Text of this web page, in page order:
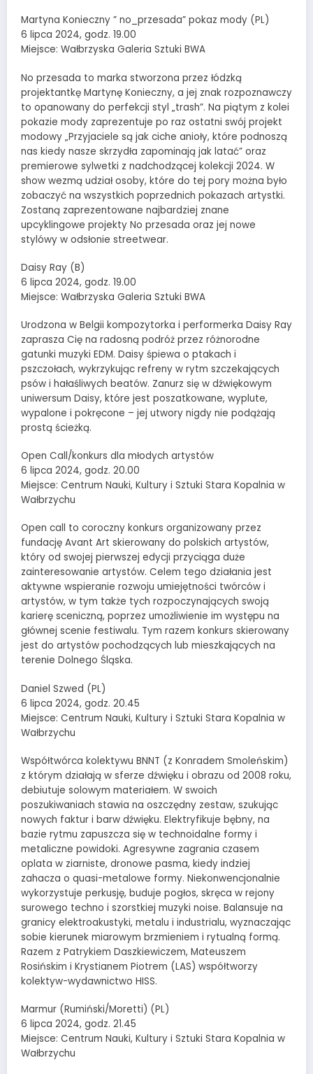
Martyna Konieczny ” no_przesada” pokaz mody (PL)
6 lipca 2024, godz. 19.00
Miejsce: Wałbrzyska Galeria Sztuki BWA
No przesada to marka stworzona przez łódzką
projektantkę Martynę Konieczny, a jej znak rozpoznawczy
to opanowany do perfekcji styl „trash”. Na piątym z kolei
pokazie mody zaprezentuje po raz ostatni swój projekt
modowy „Przyjaciele są jak ciche anioły, które podnoszą
nas kiedy nasze skrzydła zapominają jak latać” oraz
premierowe sylwetki z nadchodzącej kolekcji 2024. W
show wezmą udział osoby, które do tej pory można było
zobaczyć na wszystkich poprzednich pokazach artystki.
Zostaną zaprezentowane najbardziej znane
upcyklingowe projekty No przesada oraz jej nowe
stylówy w odsłonie streetwear.
Daisy Ray (B)
6 lipca 2024, godz. 19.00
Miejsce: Wałbrzyska Galeria Sztuki BWA
Urodzona w Belgii kompozytorka i performerka Daisy Ray
zaprasza Cię na radosną podróż przez różnorodne
gatunki muzyki EDM. Daisy śpiewa o ptakach i
pszczołach, wykrzykując refreny w rytm szczekających
psów i hałaśliwych beatów. Zanurz się w dźwiękowym
uniwersum Daisy, które jest poszatkowane, wyplute,
wypalone i pokręcone – jej utwory nigdy nie podążają
prostą ścieżką.
Open Call/konkurs dla młodych artystów
6 lipca 2024, godz. 20.00
Miejsce: Centrum Nauki, Kultury i Sztuki Stara Kopalnia w
Wałbrzychu
Open call to coroczny konkurs organizowany przez
fundację Avant Art skierowany do polskich artystów,
który od swojej pierwszej edycji przyciąga duże
zainteresowanie artystów. Celem tego działania jest
aktywne wspieranie rozwoju umiejętności twórców i
artystów, w tym także tych rozpoczynających swoją
karierę sceniczną, poprzez umożliwienie im występu na
głównej scenie festiwalu. Tym razem konkurs skierowany
jest do artystów pochodzących lub mieszkających na
terenie Dolnego Śląska.
Daniel Szwed (PL)
6 lipca 2024, godz. 20.45
Miejsce: Centrum Nauki, Kultury i Sztuki Stara Kopalnia w
Wałbrzychu
Współtwórca kolektywu BNNT (z Konradem Smoleńskim)
z którym działają w sferze dźwięku i obrazu od 2008 roku,
debiutuje solowym materiałem. W swoich
poszukiwaniach stawia na oszczędny zestaw, szukując
nowych faktur i barw dźwięku. Elektryfikuje bębny, na
bazie rytmu zapuszcza się w technoidalne formy i
metaliczne powidoki. Agresywne zagrania czasem
oplata w ziarniste, dronowe pasma, kiedy indziej
zahacza o quasi-metalowe formy. Niekonwencjonalnie
wykorzystuje perkusję, buduje pogłos, skręca w rejony
surowego techno i szorstkiej muzyki noise. Balansuje na
granicy elektroakustyki, metalu i industrialu, wyznaczając
sobie kierunek miarowym brzmieniem i rytualną formą.
Razem z Patrykiem Daszkiewiczem, Mateuszem
Rosińskim i Krystianem Piotrem (LAS) współtworzy
kolektyw-wydawnictwo HISS.
Marmur (Rumiński/Moretti) (PL)
6 lipca 2024, godz. 21.45
Miejsce: Centrum Nauki, Kultury i Sztuki Stara Kopalnia w
Wałbrzychu